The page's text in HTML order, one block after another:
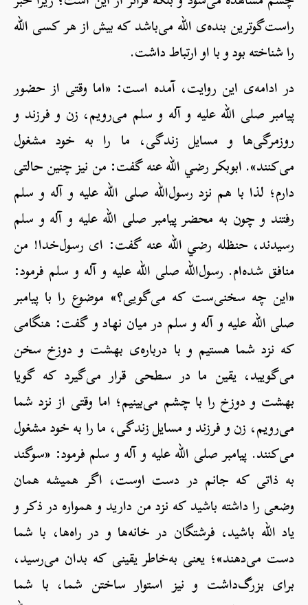
راست‌گوترین بنده‌ی الله می‌باشد که بیش از هر کسی الله
را شناخته بود و با او ارتباط داشت.
در ادامه‌ی این روایت، آمده است: «اما وقتی از حضور
پیامبر صلی الله علیه و آله و سلم می‌رویم، زن و فرزند و
روزمرگی‌ها و مسایل زندگی، ما را به خود مشغول
می‌کنند». ابوبکر رضي الله عنه گفت: من نیز چنین حالتی
دارم؛ لذا با هم نزد رسول‌الله صلی الله علیه و آله و سلم
رفتند و چون به محضر پیامبر صلی الله علیه و آله و سلم
رسیدند، حنظله رضي الله عنه گفت: ای رسول‌خدا! من
منافق شده‌ام. رسول‌الله صلی الله علیه و آله و سلم فرمود:
«این چه سخنی‌ست که می‌گویی؟» موضوع را با پیامبر
صلی الله علیه و آله و سلم در میان نهاد و گفت: هنگامی
که نزد شما هستیم و با درباره‌ی بهشت و دوزخ سخن
می‌گویید، یقین ما در سطحی قرار می‌گیرد که گویا
بهشت و دوزخ را با چشم می‌بینیم؛ اما وقتی از نزد شما
می‌رویم، زن و فرزند و مسایل زندگی، ما را به خود مشغول
می‌کنند. پیامبر صلی الله علیه و آله و سلم فرمود: «سوگند
به ذاتی که جانم در دست اوست، اگر همیشه همان
وضعی را داشته باشید که نزد من دارید و همواره در ذکر و
یاد الله باشید، فرشتگان در خانه‌ها و در راه‌ها، با شما
دست می‌دهند»؛ یعنی به‌خاطر یقینی که بدان می‌رسید،
برای بزرگ‌داشت و نیز استوار ساختن شما، با شما